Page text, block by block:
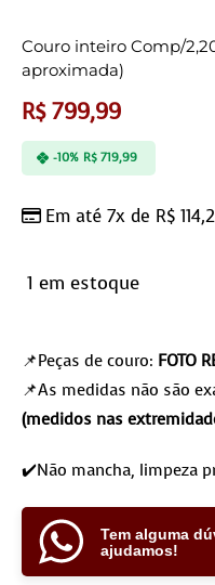
Couro inteiro Comp/
aproximada)
R$799,99
Em até 7x de R$
-10% R$719,99
1 em estoque
📌Peças de couro: FOTO
📌As medidas não são
(medidos nas
✔️Não mancha, limpeza
Tem alguma
ajudamos!